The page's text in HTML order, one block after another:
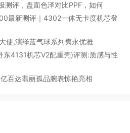
测评，盘面色泽对比PPF，如何
最新测评｜4302一体无卡度机芯登
使,演绎蓝气球系列隽永优雅
东4131机芯V2配重壳)评测:质感与性
百达翡丽孤品腕表惊艳亮相